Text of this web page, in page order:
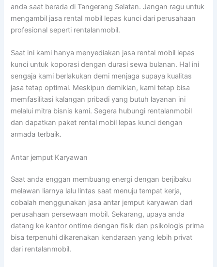
anda saat berada di Tangerang Selatan. Jangan ragu untuk
mengambil jasa rental mobil lepas kunci dari perusahaan
profesional seperti rentalanmobil.
Saat ini kami hanya menyediakan jasa rental mobil lepas
kunci untuk koporasi dengan durasi sewa bulanan. Hal ini
sengaja kami berlakukan demi menjaga supaya kualitas
jasa tetap optimal. Meskipun demikian, kami tetap bisa
memfasilitasi kalangan pribadi yang butuh layanan ini
melalui mitra bisnis kami. Segera hubungi rentalanmobil
dan dapatkan paket rental mobil lepas kunci dengan
armada terbaik.
Antar jemput Karyawan
Saat anda enggan membuang energi dengan berjibaku
melawan liarnya lalu lintas saat menuju tempat kerja,
cobalah menggunakan jasa antar jemput karyawan dari
perusahaan persewaan mobil. Sekarang, upaya anda
datang ke kantor ontime dengan fisik dan psikologis prima
bisa terpenuhi dikarenakan kendaraan yang lebih privat
dari rentalanmobil.